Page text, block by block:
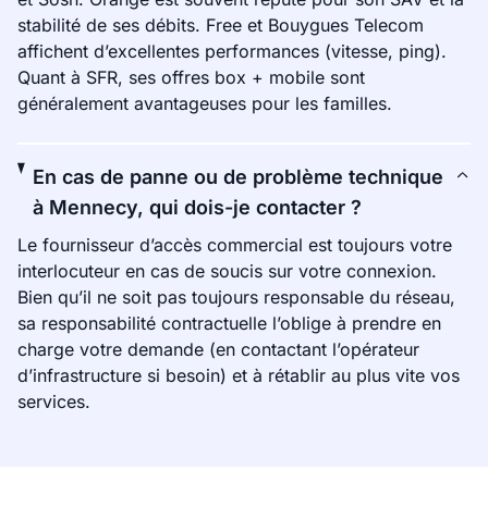
stabilité de ses débits. Free et Bouygues Telecom
affichent d’excellentes performances (vitesse, ping).
Quant à SFR, ses offres box + mobile sont
généralement avantageuses pour les familles.
En cas de panne ou de problème technique
à Mennecy, qui dois-je contacter ?
Le fournisseur d’accès commercial est toujours votre
interlocuteur en cas de soucis sur votre connexion.
Bien qu’il ne soit pas toujours responsable du réseau,
sa responsabilité contractuelle l’oblige à prendre en
charge votre demande (en contactant l’opérateur
d’infrastructure si besoin) et à rétablir au plus vite vos
services.